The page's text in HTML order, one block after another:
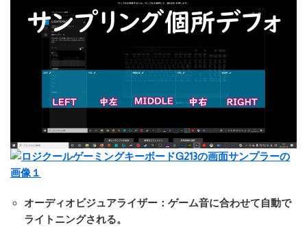
オーディオビジュアライザー ：ゲーム音に合わせて自動で
ライトニングされる。